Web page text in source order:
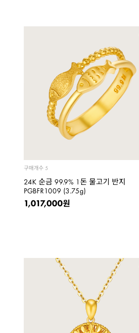
구매개수 5
24K 순금 99.9% 1돈 물고기 반지
PGBFR1009 (3.75g)
1,017,000원